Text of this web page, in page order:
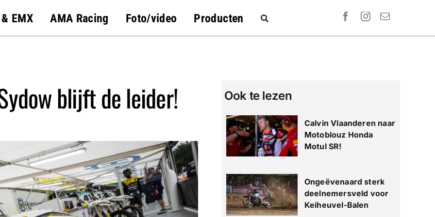
EMX AMA Racing Foto/video Producten
blijft de leider! Ook te lezen
Calvin Vlaanderen naar
Motoblouz Honda
Motul SR!
Ongeëvenaard sterk
deelnemersveld voor
Keiheuvel-Balen